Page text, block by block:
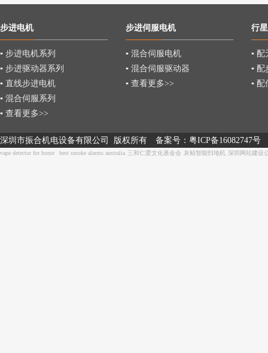
步进电机
▪ 步进电机系列
▪ 步进驱动器系列
▪ 直线步进电机
▪ 混合伺服系列
▪ 查看更多>>
步进伺服电机
▪ 混合伺服电机
▪ 混合伺服驱动器
▪ 查看更多>>
行
▪ 配
▪ 配
▪ 配
深圳市振合机电设备有限公司 版权所有 备案号： 粤ICP备16082747号
vape detector for home best smoke alarms australia 三和仁爱文化基金会 灰鲸智能扫地机 深圳网站建设